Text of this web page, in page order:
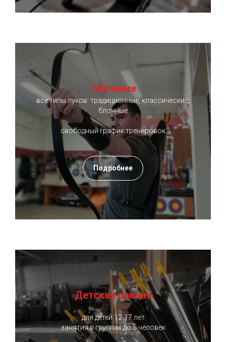
Обучение
все типы луков: традиционные, классические,
блочные
свободный график тренировок
Подробнее
Детская секция
для детей 12-17 лет
занятия в группах до 5 человек